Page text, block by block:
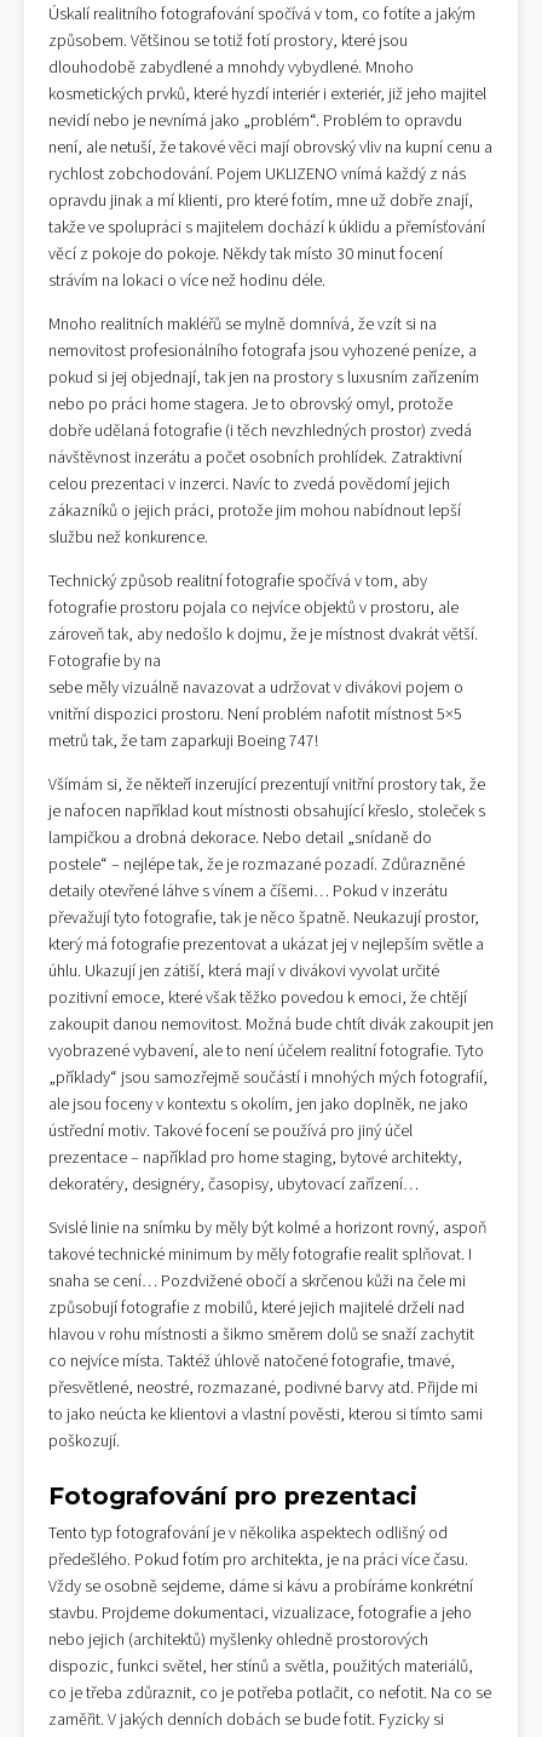
Úskalí realitního fotografování spočívá v tom, co fotíte a jakým
způsobem. Většinou se totiž fotí prostory, které jsou
dlouhodobě zabydlené a mnohdy vybydlené. Mnoho
kosmetických prvků, které hyzdí interiér i exteriér, již jeho majitel
nevidí nebo je nevnímá jako „problém“. Problém to opravdu
není, ale netuší, že takové věci mají obrovský vliv na kupní cenu a
rychlost zobchodování. Pojem UKLIZENO vnímá každý z nás
opravdu jinak a mí klienti, pro které fotím, mne už dobře znají,
takže ve spolupráci s majitelem dochází k úklidu a přemísťování
věcí z pokoje do pokoje. Někdy tak místo 30 minut focení
strávím na lokaci o více než hodinu déle.
Mnoho realitních makléřů se mylně domnívá, že vzít si na
nemovitost profesionálního fotografa jsou vyhozené peníze, a
pokud si jej objednají, tak jen na prostory s luxusním zařízením
nebo po práci home stagera. Je to obrovský omyl, protože
dobře udělaná fotografie (i těch nevzhledných prostor) zvedá
návštěvnost inzerátu a počet osobních prohlídek. Zatraktivní
celou prezentaci v inzerci. Navíc to zvedá povědomí jejich
zákazníků o jejich práci, protože jim mohou nabídnout lepší
službu než konkurence.
Technický způsob realitní fotografie spočívá v tom, aby
fotografie prostoru pojala co nejvíce objektů v prostoru, ale
zároveň tak, aby nedošlo k dojmu, že je místnost dvakrát větší.
Fotografie by na
sebe měly vizuálně navazovat a udržovat v divákovi pojem o
vnitřní dispozici prostoru. Není problém nafotit místnost 5×5
metrů tak, že tam zaparkuji Boeing 747!
Všímám si, že někteří inzerující prezentují vnitřní prostory tak, že
je nafocen například kout místnosti obsahující křeslo, stoleček s
lampičkou a drobná dekorace. Nebo detail „snídaně do
postele“ – nejlépe tak, že je rozmazané pozadí. Zdůrazněné
detaily otevřené láhve s vínem a číšemi… Pokud v inzerátu
převažují tyto fotografie, tak je něco špatně. Neukazují prostor,
který má fotografie prezentovat a ukázat jej v nejlepším světle a
úhlu. Ukazují jen zátiší, která mají v divákovi vyvolat určité
pozitivní emoce, které však těžko povedou k emoci, že chtějí
zakoupit danou nemovitost. Možná bude chtít divák zakoupit jen
vyobrazené vybavení, ale to není účelem realitní fotografie. Tyto
„příklady“ jsou samozřejmě součástí i mnohých mých fotografií,
ale jsou foceny v kontextu s okolím, jen jako doplněk, ne jako
ústřední motiv. Takové focení se používá pro jiný účel
prezentace – například pro home staging, bytové architekty,
dekoratéry, designéry, časopisy, ubytovací zařízení…
Svislé linie na snímku by měly být kolmé a horizont rovný, aspoň
takové technické minimum by měly fotografie realit splňovat. I
snaha se cení… Pozdvižené obočí a skrčenou kůži na čele mi
způsobují fotografie z mobilů, které jejich majitelé drželi nad
hlavou v rohu místnosti a šikmo směrem dolů se snaží zachytit
co nejvíce místa. Taktéž úhlově natočené fotografie, tmavé,
přesvětlené, neostré, rozmazané, podivné barvy atd. Přijde mi
to jako neúcta ke klientovi a vlastní pověsti, kterou si tímto sami
poškozují.
Fotografování pro prezentaci
Tento typ fotografování je v několika aspektech odlišný od
předešlého. Pokud fotím pro architekta, je na práci více času.
Vždy se osobně sejdeme, dáme si kávu a probíráme konkrétní
stavbu. Projdeme dokumentaci, vizualizace, fotografie a jeho
nebo jejich (architektů) myšlenky ohledně prostorových
dispozic, funkci světel, her stínů a světla, použitých materiálů,
co je třeba zdůraznit, co je potřeba potlačit, co nefotit. Na co se
zaměřit. V jakých denních dobách se bude fotit. Fyzicky si